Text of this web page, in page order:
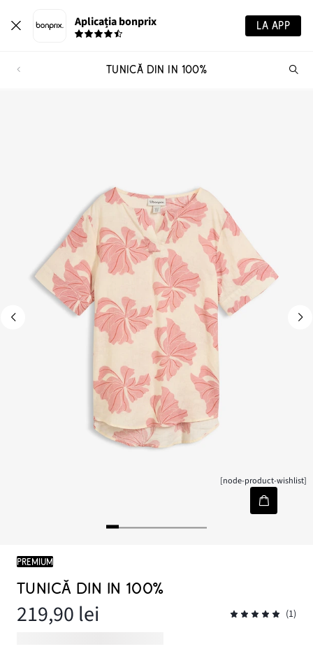
Aplicația bonprix LA APP
TUNICĂ DIN IN 100%
[node-product-wishlist]
PREMIUM
TUNICĂ DIN IN 100%
219,90 lei (1)